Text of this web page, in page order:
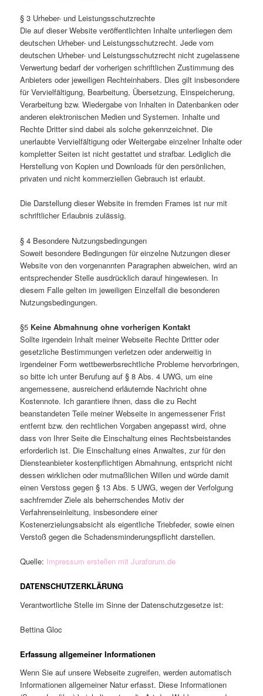
§ 3 Urheber- und Leistungsschutzrechte
Die auf dieser Website veröffentlichten Inhalte unterliegen dem
deutschen Urheber- und Leistungsschutzrecht. Jede vom
deutschen Urheber- und Leistungsschutzrecht nicht zugelassene
Verwertung bedarf der vorherigen schriftlichen Zustimmung des
Anbieters oder jeweiligen Rechteinhabers. Dies gilt insbesondere
für Vervielfältigung, Bearbeitung, Übersetzung, Einspeicherung,
Verarbeitung bzw. Wiedergabe von Inhalten in Datenbanken oder
anderen elektronischen Medien und Systemen. Inhalte und
Rechte Dritter sind dabei als solche gekennzeichnet. Die
unerlaubte Vervielfältigung oder Weitergabe einzelner Inhalte oder
kompletter Seiten ist nicht gestattet und strafbar. Lediglich die
Herstellung von Kopien und Downloads für den persönlichen,
privaten und nicht kommerziellen Gebrauch ist erlaubt.
Die Darstellung dieser Website in fremden Frames ist nur mit
schriftlicher Erlaubnis zulässig.
§ 4 Besondere Nutzungsbedingungen
Soweit besondere Bedingungen für einzelne Nutzungen dieser
Website von den vorgenannten Paragraphen abweichen, wird an
entsprechender Stelle ausdrücklich darauf hingewiesen. In
diesem Falle gelten im jeweiligen Einzelfall die besonderen
Nutzungsbedingungen.
§5 Keine Abmahnung ohne vorherigen Kontakt
Sollte irgendein Inhalt meiner Webseite Rechte Dritter oder
gesetzliche Bestimmungen verletzen oder anderweitig in
irgendeiner Form wettbewerbsrechtliche Probleme hervorbringen,
so bitte ich unter Berufung auf § 8 Abs. 4 UWG, um eine
angemessene, ausreichend erläuternde Nachricht ohne
Kostennote. Ich garantiere ihnen, dass die zu Recht
beanstandeten Teile meiner Webseite in angemessener Frist
entfernt bzw. den rechtlichen Vorgaben angepasst wird, ohne
dass von Ihrer Seite die Einschaltung eines Rechtsbeistandes
erforderlich ist. Die Einschaltung eines Anwaltes, zur für den
Diensteanbieter kostenpflichtigen Abmahnung, entspricht nicht
dessen wirklichen oder mutmaßlichen Willen und würde damit
einen Verstoss gegen § 13 Abs. 5 UWG, wegen der Verfolgung
sachfremder Ziele als beherrschendes Motiv der
Verfahrenseinleitung, insbesondere einer
Kostenerzielungsabsicht als eigentliche Triebfeder, sowie einen
Verstoß gegen die Schadensminderungspflicht darstellen.
Quelle: Impressum erstellen mit Juraforum.de
DATENSCHUTZERKLÄRUNG
Verantwortliche Stelle im Sinne der Datenschutzgesetze ist:
Bettina Gloc
Erfassung allgemeiner Informationen
Wenn Sie auf unsere Webseite zugreifen, werden automatisch
Informationen allgemeiner Natur erfasst. Diese Informationen